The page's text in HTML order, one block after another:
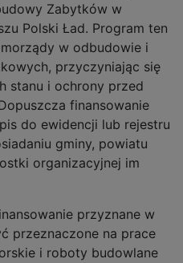
Zabytków w
Polski Ład. Program ten
w odbudowie i
przyczyniając się
stanu i ochrony przed
finansowanie
do ewidencji lub rejestru
gminy, powiatu
organizacyjnej im
przyznane w
przeznaczone na prace
i roboty budowlane